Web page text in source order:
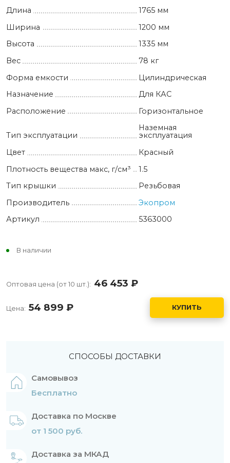
Длина
1765 мм
Ширина
1200 мм
Высота
1335 мм
Вес
78 кг
Форма емкости
Цилиндрическая
Назначение
Для КАС
Расположение
Горизонтальное
Тип эксплуатации
Наземная
эксплуатация
Цвет
Красный
Плотность вещества макс, г/см³
1.5
Тип крышки
Резьбовая
Производитель
Экопром
Артикул
5363000
В наличии
Оптовая цена (от 10 шт.): 46 453
Цена: 54 899 КУПИТЬ
СПОСОБЫ ДОСТАВКИ
Самовывоз
Бесплатно
Доставка по Москве
от 1 500 руб.
Доставка за МКАД